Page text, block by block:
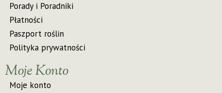
Porady i Poradniki
Płatności
Paszport roślin
Polityka prywatności
Moje Konto
Moje konto